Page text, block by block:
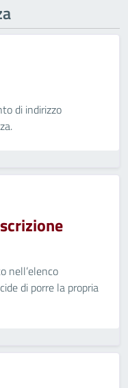
di indirizzo
nell’elenco
di porre la propria